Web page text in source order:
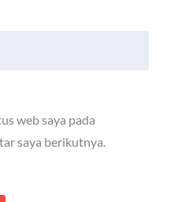
web saya pada
saya berikutnya.